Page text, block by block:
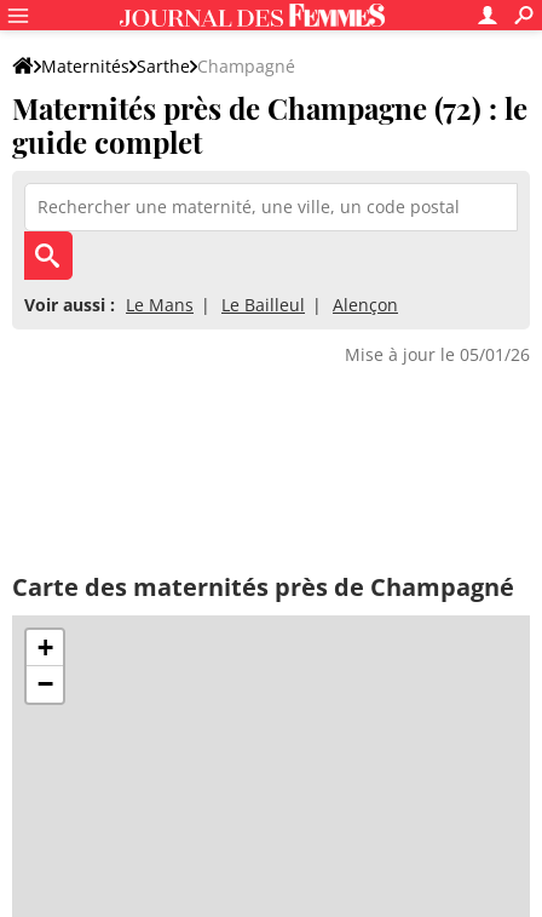
Maternités Sarthe Champagné
Maternités près de Champagne (72) : le
guide complet
Voir aussi : Le Mans Le Bailleul Alençon
Mise à jour le 05/01/26
Carte des maternités près de Champagné
+
−